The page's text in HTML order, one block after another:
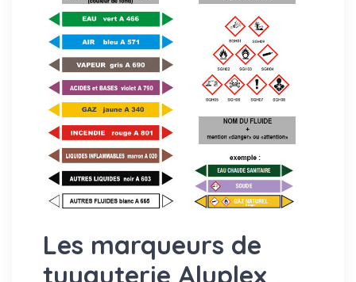
Les marqueurs de
tuyauterie Aluplex